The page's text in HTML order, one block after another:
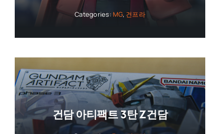
Categories:MG, 건프라
건담 아티팩트 3탄 Z건담